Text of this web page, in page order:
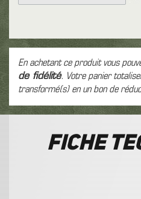
En achetant ce produit vous
de fidélité. Votre panier
transformé(s) en un bon de
Fiche